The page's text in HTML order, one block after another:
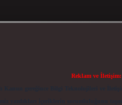
Reklam ve İletişim: